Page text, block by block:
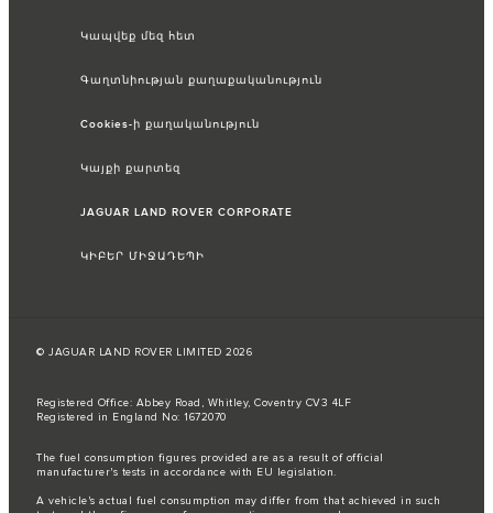
Կապվեք մեզ հետ
Գաղտնիության քաղաքականություն
Cookies-ի քաղականություն
Կայքի քարտեզ
JAGUAR LAND ROVER CORPORATE
ԿԻԲԵՐ ՄԻՋԱԴԵՊԻ
© JAGUAR LAND ROVER LIMITED 2026
Registered Office: Abbey Road, Whitley, Coventry CV3 4LF
Registered in England No: 1672070
The fuel consumption figures provided are as a result of official
manufacturer's tests in accordance with EU legislation.
A vehicle's actual fuel consumption may differ from that achieved in such